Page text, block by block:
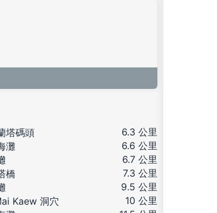
塔碼頭
6.3 公里
灘
6.6 公里
6.7 公里
橋
7.3 公里
9.5 公里
Kaew 洞穴
10 公里